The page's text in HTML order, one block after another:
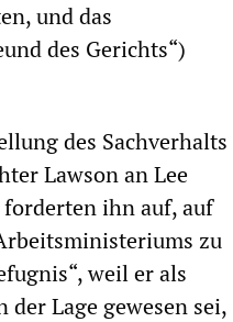
und das
des Gerichts“)
des Sachverhalts
Lawson an Lee
ihn auf, auf
zu
weil er als
Lage gewesen sei,